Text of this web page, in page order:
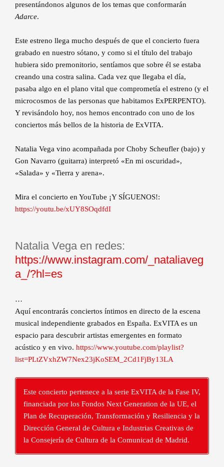
presentándonos algunos de los temas que conformarán
Adarce.
Este estreno llega mucho después de que el concierto fuera
grabado en nuestro sótano, y como si el título del trabajo
hubiera sido premonitorio, sentíamos que sobre él se estaba
creando una costra salina. Cada vez que llegaba el día,
pasaba algo en el plano vital que comprometía el estreno (y el
microcosmos de las personas que habitamos ExPERPENTO).
Y revisándolo hoy, nos hemos encontrado con uno de los
conciertos más bellos de la historia de ExVITA.
Natalia Vega vino acompañada por Choby Scheufler (bajo) y
Gon Navarro (guitarra) interpretó «En mi oscuridad»,
«Salada» y «Tierra y arena».
Mira el concierto en YouTube ¡Y SÍGUENOS!:
https://youtu.be/xUY8SOqdfdI
Natalia Vega en redes:
https://www.instagram.com/_nataliaveg
a_/?hl=es
…
Aquí encontrarás conciertos íntimos en directo de la escena
musical independiente grabados en España. ExVITA es un
espacio para descubrir artistas emergentes en formato
acústico y en vivo. https://www.youtube.com/playlist?
list=PLtZVxhZW7Nex23jKoSEM_2Cd1FjBy13LA
Este concierto pertenece a la serie ExVITA de la Fase IV,
financiada por los Fondos Next Generation de la UE, el
Plan de Recuperación, Transformación y Resiliencia y la
Dirección General de Cultura e Industrias Creativas de
la Consejería de Cultura de la Comunicad de Madrid.